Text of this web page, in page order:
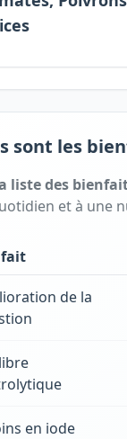
sont les
liste des
et à une
de la
en iode